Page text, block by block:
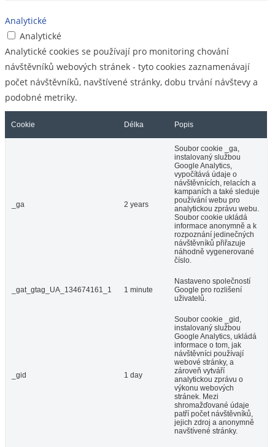
Analytické
Analytické
Analytické cookies se používají pro monitoring chování
návštěvníků webových stránek - tyto cookies zaznamenávají
počet návštěvníků, navštívené stránky, dobu trvání návštevy a
podobné metriky.
Cookie Délka Popis
_ga 2 years
Soubor cookie _ga,
instalovaný službou
Google Analytics,
vypočítává údaje o
návštěvnících, relacích a
kampaních a také sleduje
používání webu pro
analytickou zprávu webu.
Soubor cookie ukládá
informace anonymně a k
rozpoznání jedinečných
návštěvníků přiřazuje
náhodně vygenerované
číslo.
_gat_gtag_UA_134674161_1 1 minute
Nastaveno společností
Google pro rozlišení
uživatelů.
_gid 1 day
Soubor cookie _gid,
instalovaný službou
Google Analytics, ukládá
informace o tom, jak
návštěvníci používají
webové stránky, a
zároveň vytváří
analytickou zprávu o
výkonu webových
stránek. Mezi
shromažďované údaje
patří počet návštěvníků,
jejich zdroj a anonymně
navštívené stránky.